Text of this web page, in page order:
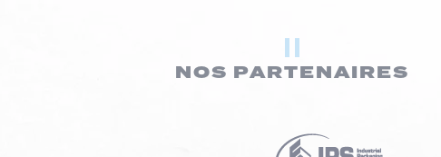
NOS PARTENAIRES